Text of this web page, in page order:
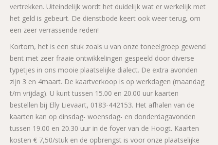
vertrekken. Uiteindelijk wordt het duidelijk wat er werkelijk met
het geld is gebeurt. De dienstbode keert ook weer terug, om
een zeer verrassende reden!
Kortom, het is een stuk zoals u van onze toneelgroep gewend
bent met zeer fraaie ontwikkelingen gespeeld door diverse
typetjes in ons mooie plaatselijke dialect. De extra avonden
zijn 3 en 4maart. De kaartverkoop is op werkdagen (maandag
t/m vrijdag). U kunt tussen 15.00 en 20.00 uur kaarten
bestellen bij Elly Lievaart, 0183-442153. Het afhalen van de
kaarten kan op dinsdag- woensdag- en donderdagavonden
tussen 19.00 en 20.30 uur in de foyer van de Hoogt. Kaarten
kosten € 7,50/stuk en de opbrengst is voor onze plaatselijke